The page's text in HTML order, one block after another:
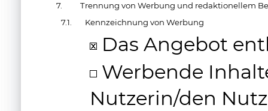
7.
Trennung von Werbung und redaktionellem
7.1.
Kennzeichnung von Werbung
Das Angebot
Werbende
Nutzerin/den